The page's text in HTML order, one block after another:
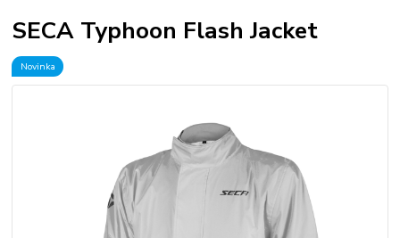
SECA Typhoon Flash Jacket
Novinka